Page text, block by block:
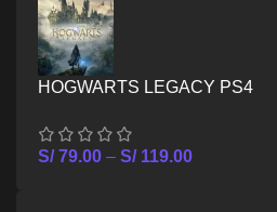
HOGWARTS LEGACY PS4
S/79.00 – S/119.00